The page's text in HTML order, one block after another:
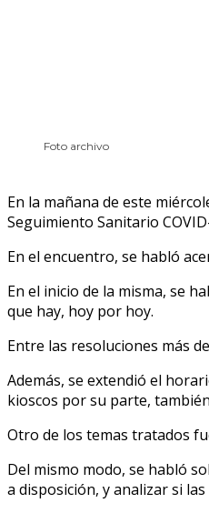
Foto archivo
En la mañana de este
Seguimiento Sanitario
En el encuentro, se habló
En el inicio de la misma, se
que hay, hoy por hoy.
Entre las resoluciones más
Además, se extendió el
kioscos por su parte,
Otro de los temas tratados
Del mismo modo, se habló
a disposición, y analizar si